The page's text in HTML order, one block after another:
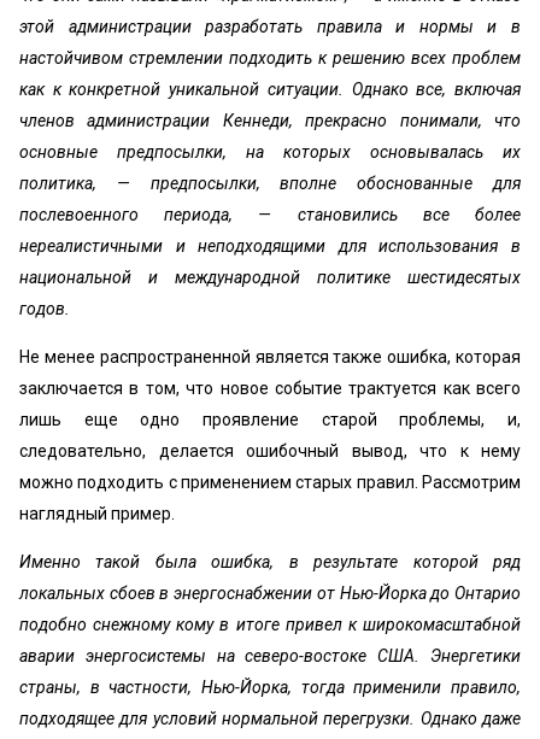
этой администрации разработать правила и нормы и в
настойчивом стремлении подходить к решению всех проблем
как к конкретной уникальной ситуации. Однако все, включая
членов администрации Кеннеди, прекрасно понимали, что
основные предпосылки, на которых основывалась их
политика, — предпосылки, вполне обоснованные для
послевоенного периода, — становились все более
нереалистичными и неподходящими для использования в
национальной и международной политике шестидесятых
годов.
Не менее распространенной является также ошибка, которая
заключается в том, что новое событие трактуется как всего
лишь еще одно проявление старой проблемы, и,
следовательно, делается ошибочный вывод, что к нему
можно подходить с применением старых правил. Рассмотрим
наглядный пример.
Именно такой была ошибка, в результате которой ряд
локальных сбоев в энергоснабжении от Нью-Йорка до Онтарио
подобно снежному кому в итоге привел к широкомасштабной
аварии энергосистемы на северо-востоке США. Энергетики
страны, в частности, Нью-Йорка, тогда применили правило,
подходящее для условий нормальной перегрузки. Однако даже